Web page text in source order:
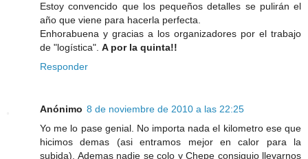
Estoy convencido que los pequeños detalles se pulirán el
año que viene para hacerla perfecta.
Enhorabuena y gracias a los organizadores por el trabajo
de "logística". A por la quinta!!
Responder
Anónimo 8 de noviembre de 2010 a las 22:25
Yo me lo pase genial. No importa nada el kilometro ese que
hicimos demas (asi entramos mejor en calor para la
subida). Ademas nadie se colo y Chepe consiguio llevarnos